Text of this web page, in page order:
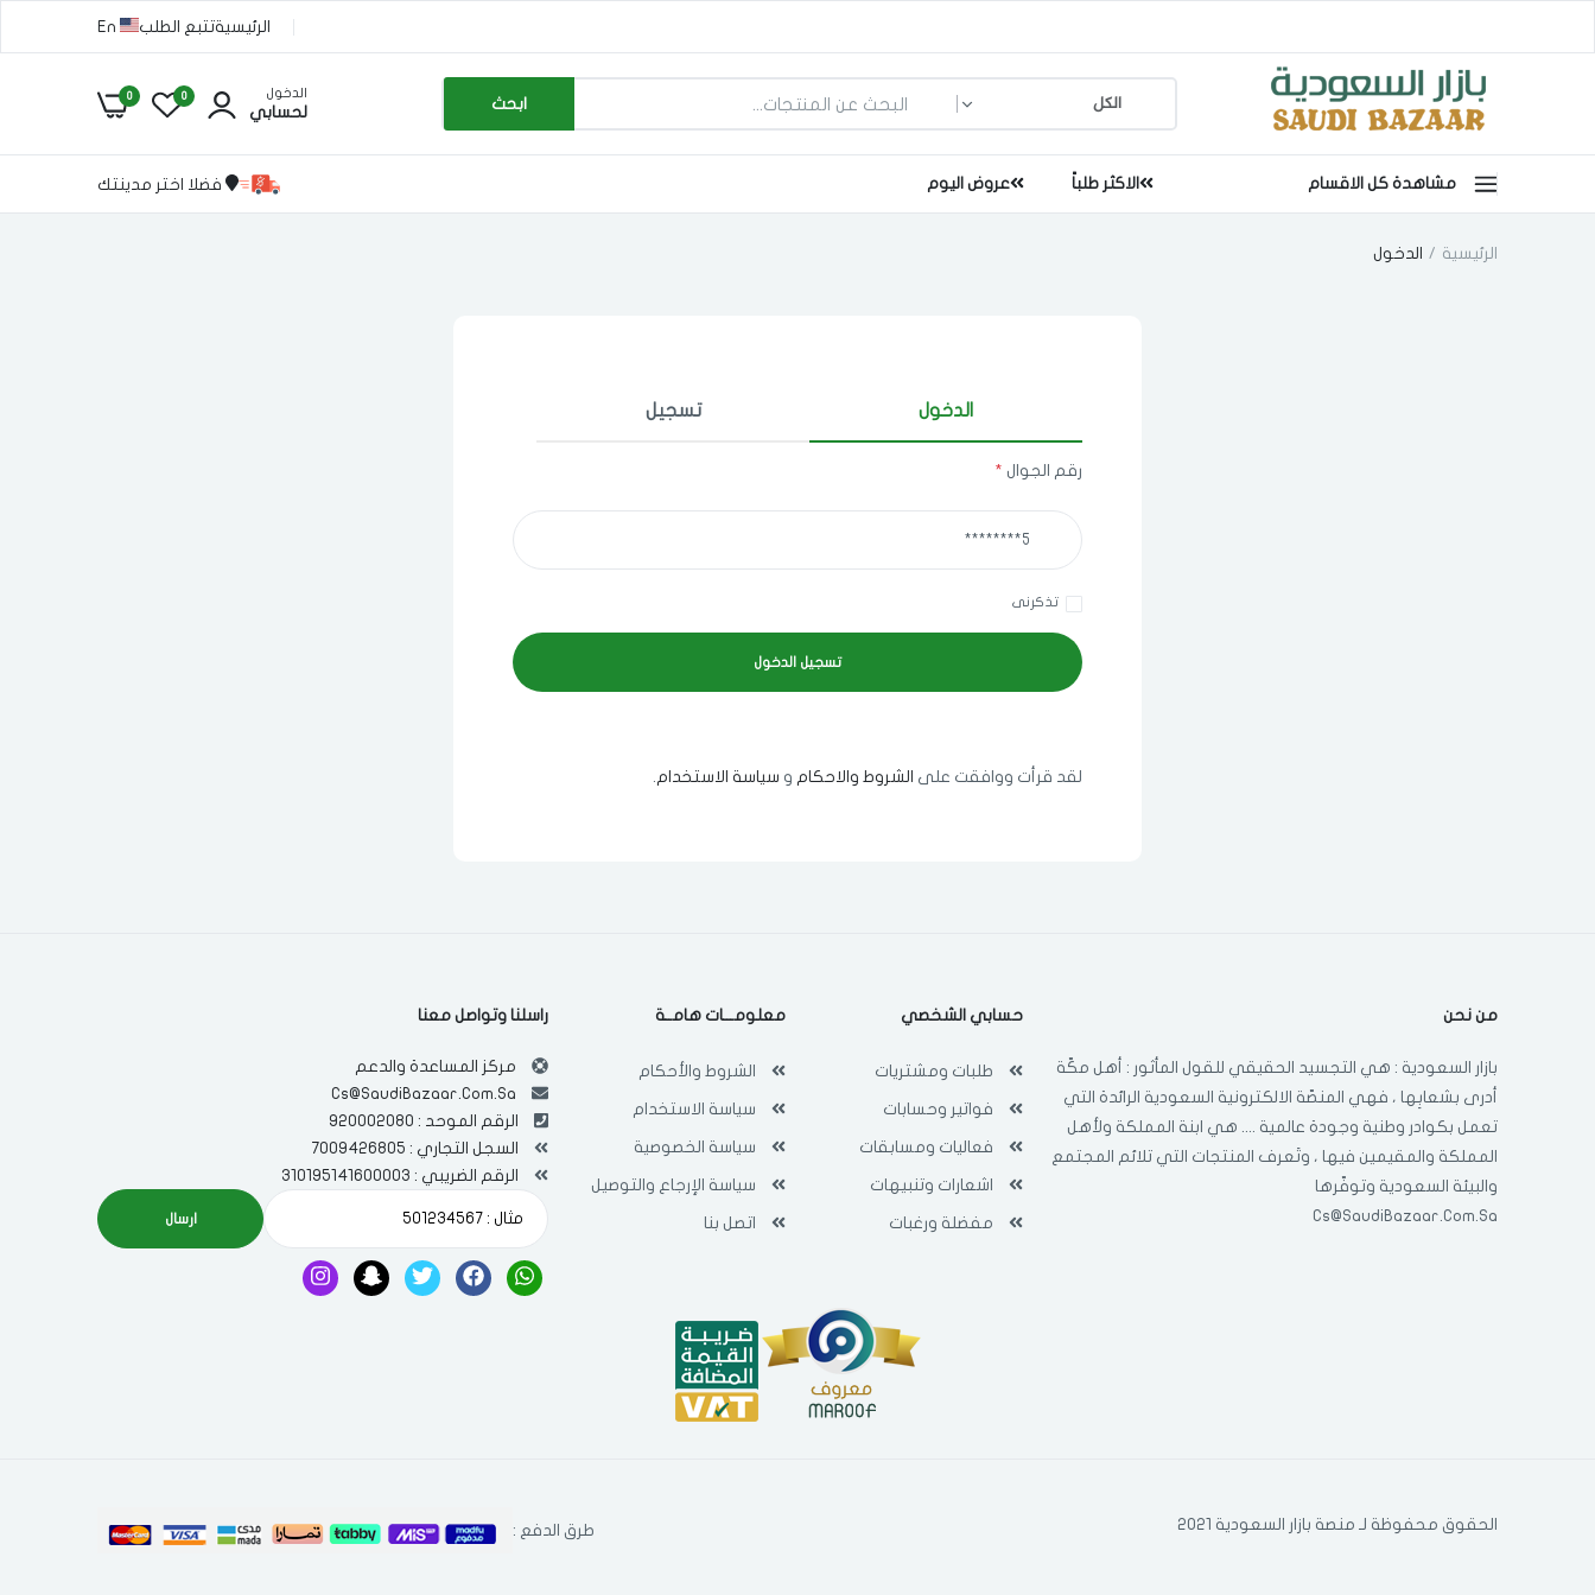
الرئيسيةتتبع الطلب En
ابحث
الدخول
لحسابي
0
0
مشاهدة كل الاقسام الاكثر طلباً عروض اليوم فضلا اختر مدينتك
الرئيسية الدخول
الدخول تسجيل
رقم الجوال *
تذكرنى
لقد قرأت ووافقت على الشروط والاحكام و سياسة الاستخدام.
من نحن
بازار السعودية : هي التجسيد الحقيقي للقول المأثور : أهل مكّة
أدرى بشعابِها ، فهي المنصّة الالكترونية السعودية الرائدة التي
تعمل بكوادر وطنية وجودة عالمية .... هي ابنة المملكة ولأهل
المملكة والمقيمين فيها ، وتَعرف المنتجات التي تلائم المجتمع
والبيئة السعودية وتوفّرها
Cs@SaudiBazaar.Com.Sa
حسابي الشخصي
طلبات ومشتريات
فواتير وحسابات
فعاليات ومسابقات
اشعارات وتنبيهات
مفضلة ورغبات
معلومـــات هامــة
الشروط والأحكام
سياسة الاستخدام
سياسة الخصوصية
سياسة الإرجاع والتوصيل
اتصل بنا
راسلنا وتواصل معنا
مركز المساعدة والدعم
Cs@SaudiBazaar.Com.Sa
الرقم الموحد : 920002080
السجل التجاري : 7009426805
الرقم الضريبي : 310195141600003
ارسال
الحقوق محفوظة لـ منصة بازار السعودية 2021 طرق الدفع :
فى حالة تغيير المدينة قد تفقد بعض او كل المنتجات التي تم اضافتها للسلة
ما الذي تبحث عنه؟